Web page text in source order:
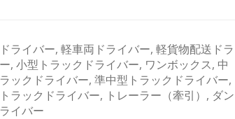
ライバー, 軽車両ドライバー, 軽貨物配送ドラ
, 小型トラックドライバー, ワンボックス, 中
ックドライバー, 準中型トラックドライバー,
ラックドライバー, トレーラー（牽引）, ダン
イバー